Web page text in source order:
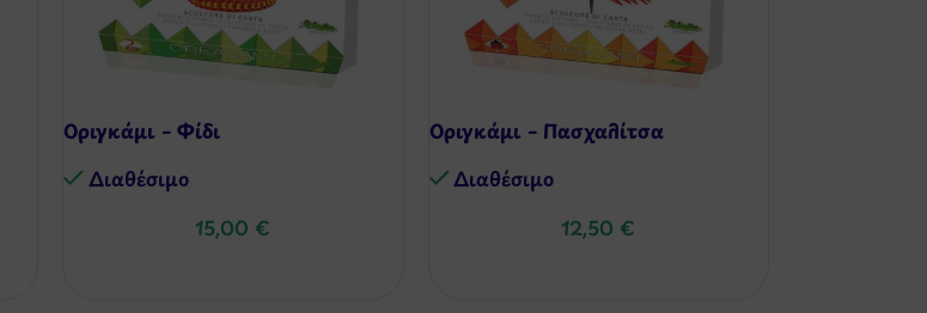
Οριγκάμι – Φίδι
Διαθέσιμo
15,00€
Οριγκάμι – Πασχαλίτσα
Διαθέσιμo
12,50€